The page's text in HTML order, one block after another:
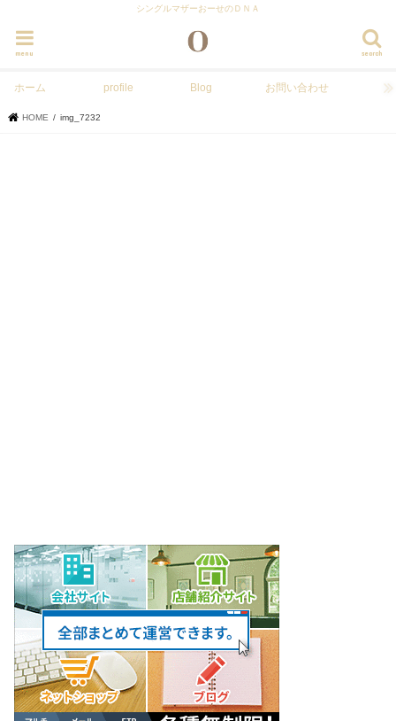
シングルマザーおーせのＤＮＡ
search
menu
ホーム profile Blog お問い合わせ
HOME img_7232